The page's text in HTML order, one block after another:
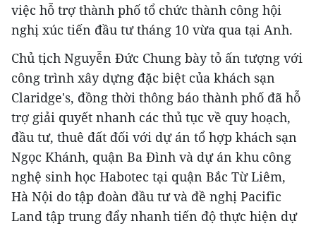
việc hỗ trợ thành phố tổ chức thành công hội
nghị xúc tiến đầu tư tháng 10 vừa qua tại Anh.
Chủ tịch Nguyễn Đức Chung bày tỏ ấn tượng với
công trình xây dựng đặc biệt của khách sạn
Claridge's, đồng thời thông báo thành phố đã hỗ
trợ giải quyết nhanh các thủ tục về quy hoạch,
đầu tư, thuê đất đối với dự án tổ hợp khách sạn
Ngọc Khánh, quận Ba Đình và dự án khu công
nghệ sinh học Habotec tại quận Bắc Từ Liêm,
Hà Nội do tập đoàn đầu tư và đề nghị Pacific
Land tập trung đẩy nhanh tiến độ thực hiện dự